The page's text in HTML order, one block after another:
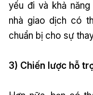
yếu đi và khả
nhà giao dịch có
chuẩn bị cho sự
3) Chiến lược hỗ